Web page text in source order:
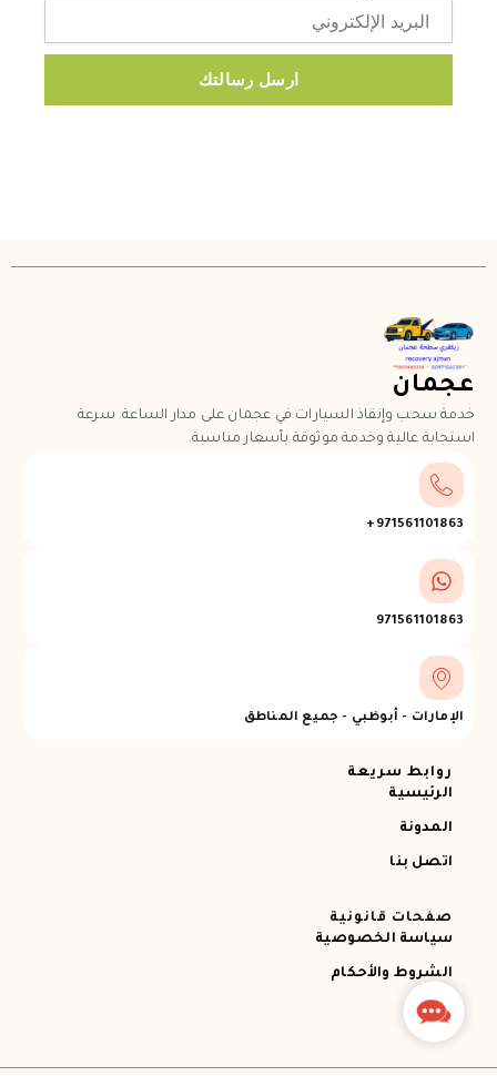
ارسل رسالتك
عجمان
خدمة سحب وإنقاذ السيارات في عجمان على مدار الساعة. سرعة
استجابة عالية وخدمة موثوقة بأسعار مناسبة.
971561101863+
971561101863
الإمارات - أبوظبي - جميع المناطق
روابط سريعة
الرئيسية
المدونة
اتصل بنا
صفحات قانونية
سياسة الخصوصية
الشروط والأحكام
Contact
Us